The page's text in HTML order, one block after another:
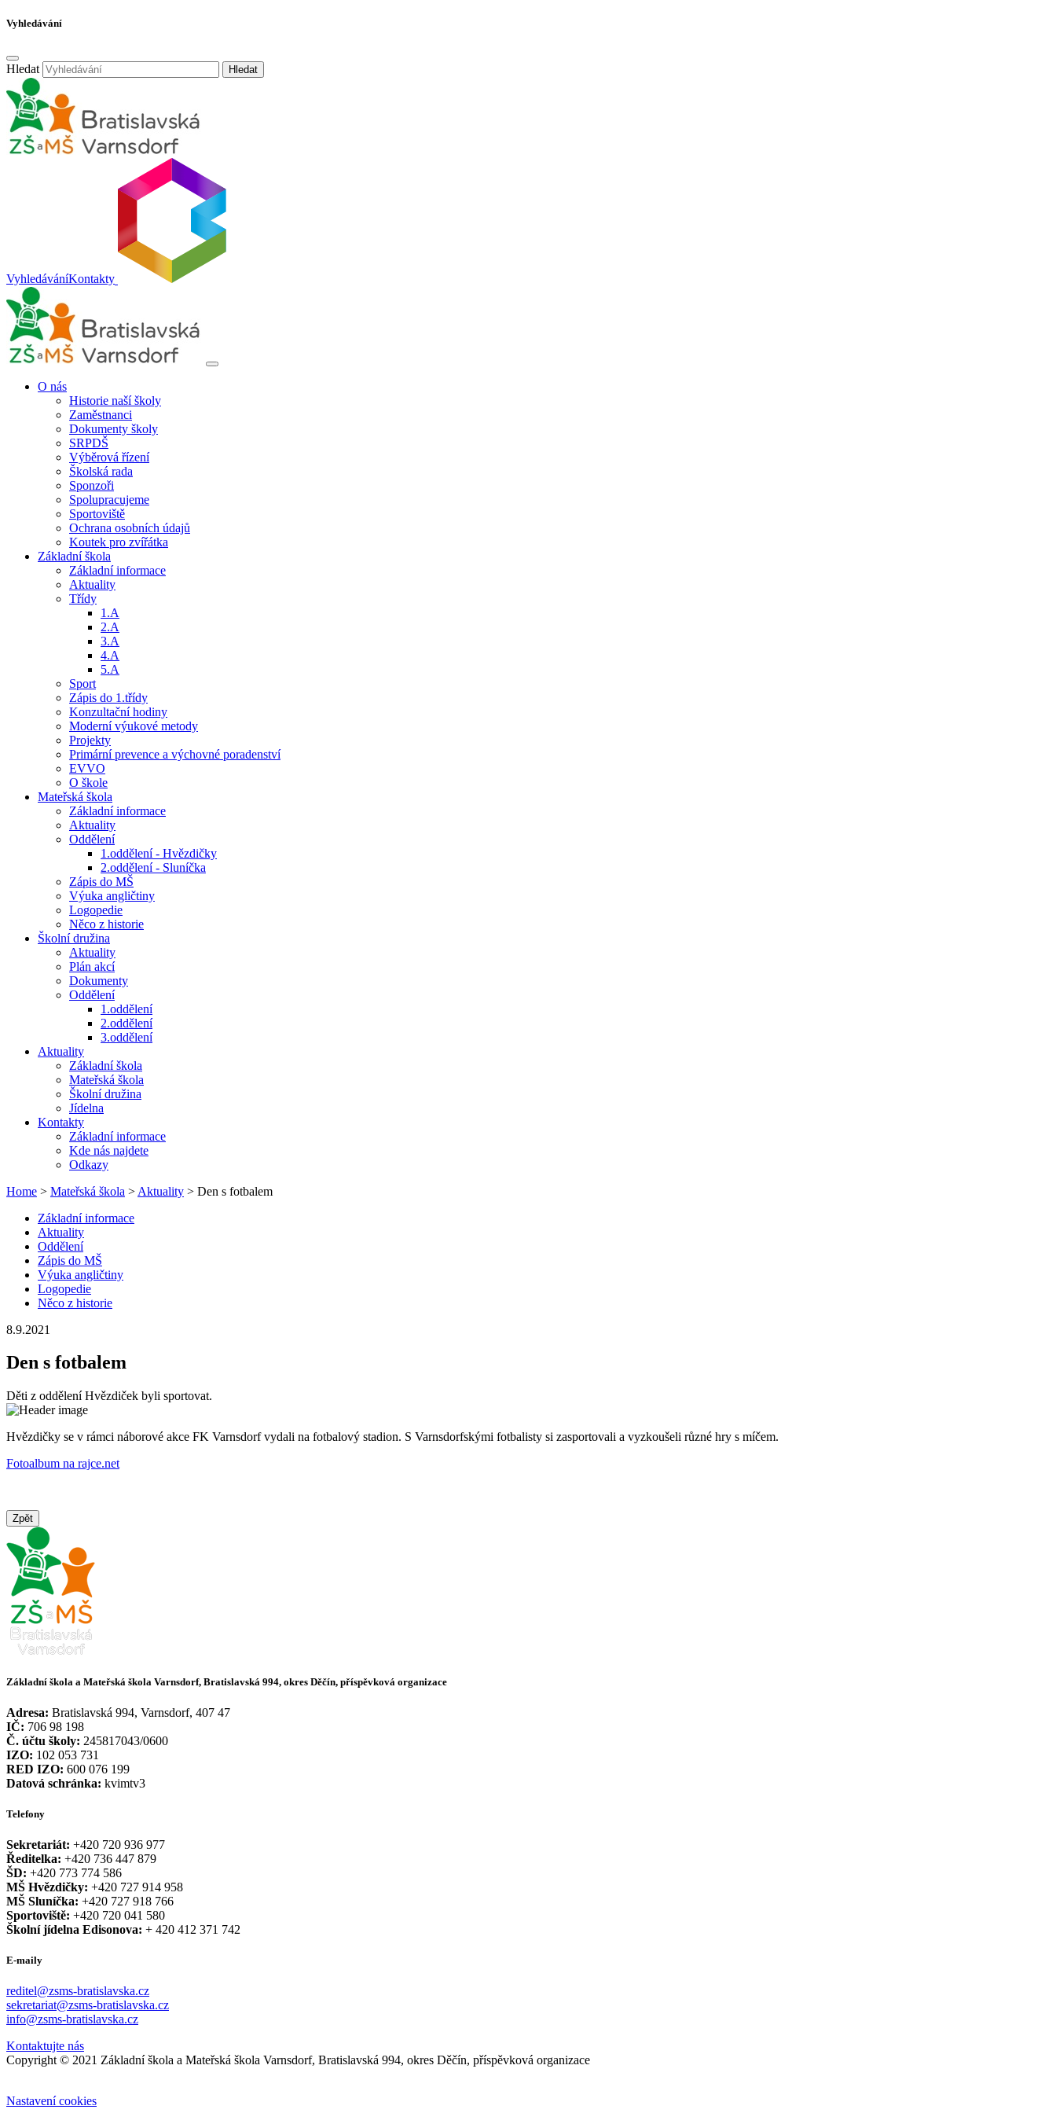
Vyhledávání
Hledat Hledat
VyhledáváníKontakty
O nás
Historie naší školy
Zaměstnanci
Dokumenty školy
SRPDŠ
Výběrová řízení
Školská rada
Sponzoři
Spolupracujeme
Sportoviště
Ochrana osobních údajů
Koutek pro zvířátka
Základní škola
Základní informace
Aktuality
Třídy
1.A
2.A
3.A
4.A
5.A
Sport
Zápis do 1.třídy
Konzultační hodiny
Moderní výukové metody
Projekty
Primární prevence a výchovné poradenství
EVVO
O škole
Mateřská škola
Základní informace
Aktuality
Oddělení
1.oddělení - Hvězdičky
2.oddělení - Sluníčka
Zápis do MŠ
Výuka angličtiny
Logopedie
Něco z historie
Školní družina
Aktuality
Plán akcí
Dokumenty
Oddělení
1.oddělení
2.oddělení
3.oddělení
Aktuality
Základní škola
Mateřská škola
Školní družina
Jídelna
Kontakty
Základní informace
Kde nás najdete
Odkazy
Home > Mateřská škola > Aktuality > Den s fotbalem
Základní informace
Aktuality
Oddělení
Zápis do MŠ
Výuka angličtiny
Logopedie
Něco z historie
8.9.2021
Den s fotbalem
Děti z oddělení Hvězdiček byli sportovat.
Hvězdičky se v rámci náborové akce FK Varnsdorf vydali na fotbalový stadion. S Varnsdorfskými fotbalisty si zasportovali a vyzkoušeli různé hry s míčem.
Fotoalbum na rajce.net
Zpět
Základní škola a Mateřská škola Varnsdorf, Bratislavská 994, okres Děčín, příspěvková organizace
Adresa: Bratislavská 994, Varnsdorf, 407 47
IČ: 706 98 198
Č. účtu školy: 245817043/0600
IZO: 102 053 731
RED IZO: 600 076 199
Datová schránka: kvimtv3
Telefony
Sekretariát: +420 720 936 977
Ředitelka: +420 736 447 879
ŠD: +420 773 774 586
MŠ Hvězdičky: +420 727 914 958
MŠ Sluníčka: +420 727 918 766
Sportoviště: +420 720 041 580
Školní jídelna Edisonova: + 420 412 371 742
E-maily
reditel@zsms-bratislavska.cz
sekretariat@zsms-bratislavska.cz
info@zsms-bratislavska.cz
Kontaktujte nás
Copyright © 2021 Základní škola a Mateřská škola Varnsdorf, Bratislavská 994, okres Děčín, příspěvková organizace
Nastavení cookies